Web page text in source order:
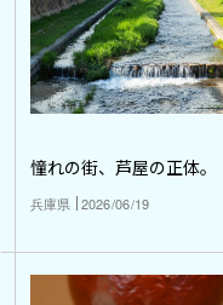
憧れの街、芦屋の正体。
兵庫県 2026/06/19